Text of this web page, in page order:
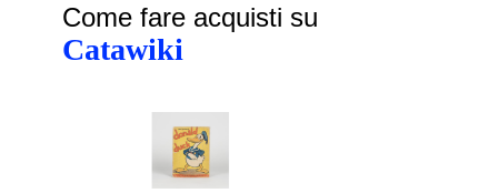
Come fare acquisti su
Catawiki